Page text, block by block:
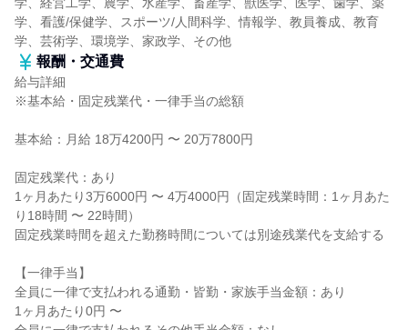
学、看護/保健学、スポーツ/人間科学、情報学、教員養成、教育
学、芸術学、環境学、家政学、その他
報酬・交通費
給与詳細
※基本給・固定残業代・一律手当の総額
基本給：月給 18万4200円 〜 20万7800円
固定残業代：あり
1ヶ月あたり3万6000円 〜 4万4000円（固定残業時間：1ヶ月あた
り18時間 〜 22時間）
固定残業時間を超えた勤務時間については別途残業代を支給する
【一律手当】
全員に一律で支払われる通勤・皆勤・家族手当金額：あり
1ヶ月あたり0円 〜